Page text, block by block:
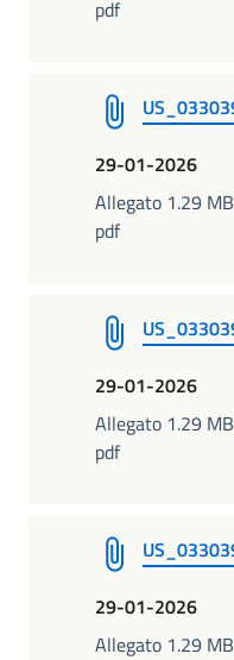
pdf
29-01-2026
Allegato 1.29
pdf
29-01-2026
Allegato 1.29
pdf
29-01-2026
Allegato 1.29